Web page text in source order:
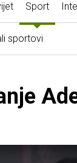
Sport
sportovi